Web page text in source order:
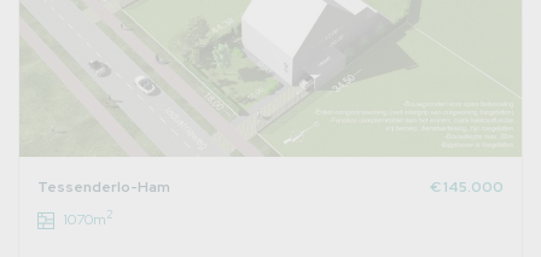
Tessenderlo-Ham
€ 145.000
1070m2